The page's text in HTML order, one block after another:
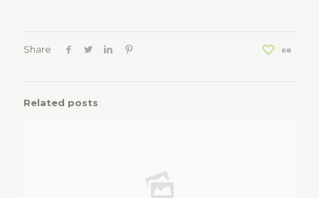
Share 68
Related posts